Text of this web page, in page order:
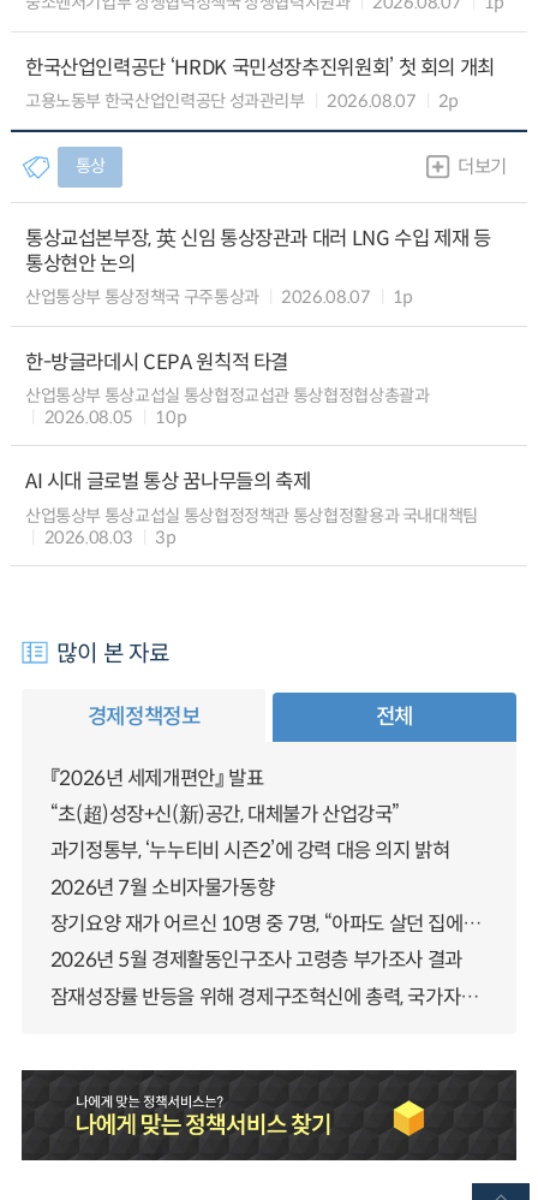
한국산업인력공단 ‘HRDK 국민성장추진위원회’ 첫 회의 개최
고용노동부 한국산업인력공단 성과관리부 2026.08.07 2p
통상 더보기
통상교섭본부장, 英 신임 통상장관과 대러 LNG 수입 제재 등
통상현안 논의
산업통상부 통상정책국 구주통상과 2026.08.07 1p
한-방글라데시 CEPA 원칙적 타결
산업통상부 통상교섭실 통상협정교섭관 통상협정협상총괄과
2026.08.05
10p
AI 시대 글로벌 통상 꿈나무들의 축제
산업통상부 통상교섭실 통상협정정책관 통상협정활용과 국내대책팀
2026.08.03
3p
많이 본 자료
경제정책정보 전체
『2026년 세제개편안』 발표
“초(超)성장+신(新)공간, 대체불가 산업강국”
과기정통부, ‘누누티비 시즌2’에 강력 대응 의지 밝혀
2026년 7월 소비자물가동향
장기요양 재가 어르신 10명 중 7명, “아파도 살던 집에서 살겠다” 「2025년 장기요양실태조사」 결과 발표
2026년 5월 경제활동인구조사 고령층 부가조사 결과
잠재성장률 반등을 위해 경제구조혁신에 총력, 국가자산 관리체계 대전환